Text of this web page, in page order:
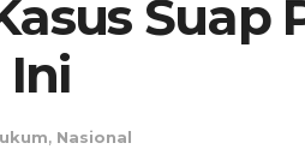
Suap
Ini
, Nasional